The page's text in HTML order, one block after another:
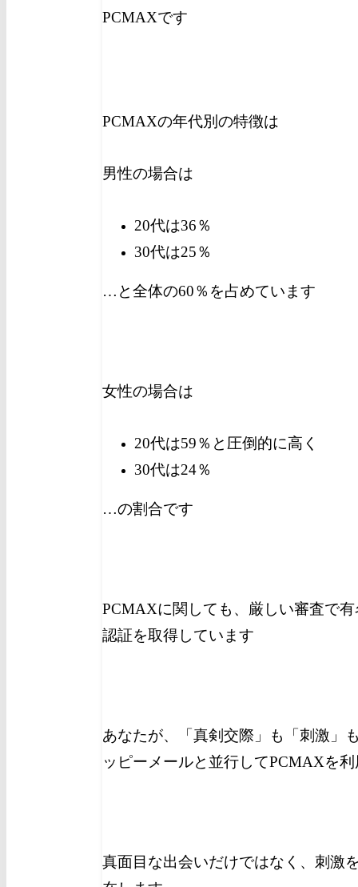
PCMAXです
PCMAXの年代別の特徴は
男性の場合は
20代は36％
30代は25％
…と全体の60％を占めています
女性の場合は
20代は59％と圧倒的に高く
30代は24％
…の割合です
PCMAXに関しても、厳しい審査で
認証を取得しています
あなたが、「真剣交際」も「刺激」
ッピーメールと並行してPCMAXを
真面目な出会いだけではなく、刺激